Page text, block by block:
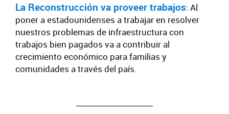
La Reconstrucción va proveer trabajos: Al
poner a estadounidenses a trabajar en resolver
nuestros problemas de infraestructura con
trabajos bien pagados va a contribuir al
crecimiento económico para familias y
comunidades a través del país.